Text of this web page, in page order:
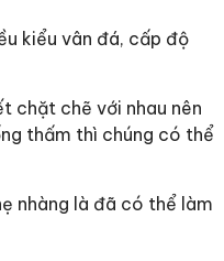
kiểu vân đá, cấp độ
chặt chẽ với nhau nên
thấm thì chúng có thể
nhàng là đã có thể làm